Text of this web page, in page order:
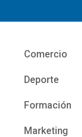
Comercio
Deporte
Formación
Marketing